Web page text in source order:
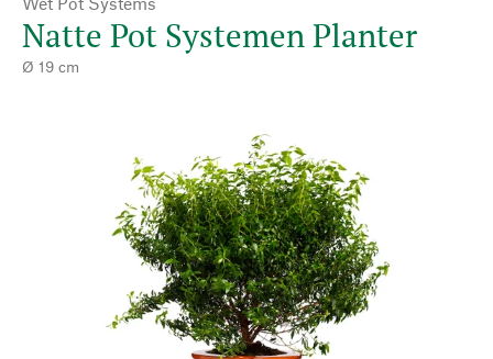
Natte Pot Systemen Planter
Ø 19 cm